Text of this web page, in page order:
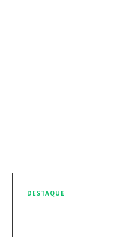
DESTAQUE